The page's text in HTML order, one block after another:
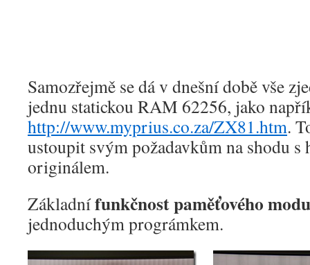
Samozřejmě se dá v dnešní době vše
jednu statickou RAM 62256, jako
http://www.myprius.co.za/ZX81.htm.
ustoupit svým požadavkům na shodu
originálem.
Základnífunkčnost paměťového
jednoduchým prográmkem.